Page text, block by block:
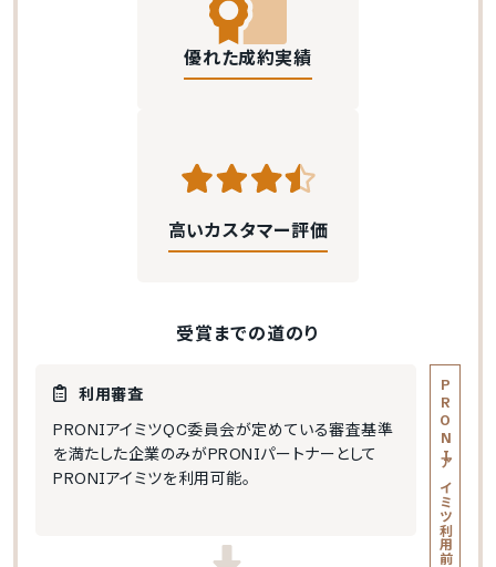
優れた成約実績
高いカスタマー評価
受賞までの道のり
利用審査
PRONIアイミツQC委員会が定めている審査基準
を満たした企業のみがPRONIパートナーとして
PRONIアイミツを利用可能。
PRONIアイミツ利用前